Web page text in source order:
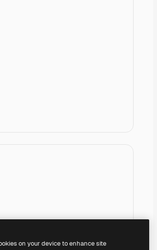
on your device to enhance site